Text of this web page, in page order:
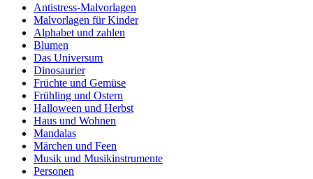
Antistress-Malvorlagen
Malvorlagen für Kinder
Alphabet und zahlen
Blumen
Das Universum
Dinosaurier
Früchte und Gemüse
Frühling und Ostern
Halloween und Herbst
Haus und Wohnen
Mandalas
Märchen und Feen
Musik und Musikinstrumente
Personen